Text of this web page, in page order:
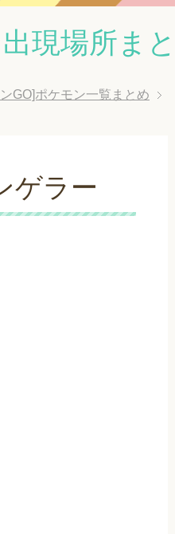
現場所ま
GO]ポケモン一覧まとめ
ゲラー